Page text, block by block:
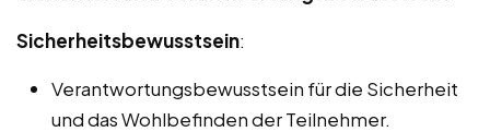
Sicherheitsbewusstsein:
Verantwortungsbewusstsein für die Sicherheit
und das Wohlbefinden der Teilnehmer.